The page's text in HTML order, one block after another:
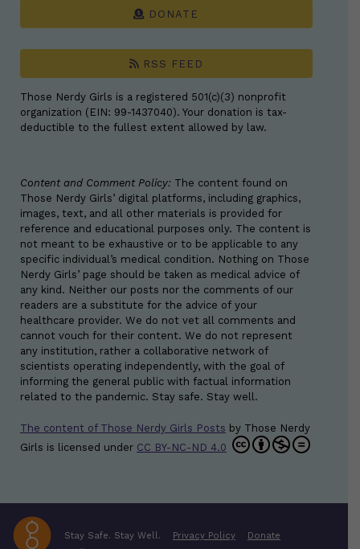
DONATE
RSS FEED
Those Nerdy Girls is a registered 501(c)(3) nonprofit
organization (EIN: 99-1437040). Your donation is tax-
deductible to the fullest extent allowed by law.
Content and Comment Policy: The content found on
Those Nerdy Girls’ digital platforms, including graphics,
images, text, and all other materials is provided for
reference and educational purposes only. The content is
not meant to be exhaustive or to be applicable to any
specific individual’s medical condition. Nothing on Those
Nerdy Girls’ page should be taken as medical advice of
any kind. Neither our posts nor the comments of our
readers are a substitute for the advice of your
healthcare provider. We do not vet all comments and
cannot vouch for their content. We do not represent
any institution, rather a collaborative network of
scientists operating independently, with the goal of
informing the general public with factual information
related to the pandemic. Stay safe. Stay well.
The content of Those Nerdy Girls Posts by Those Nerdy
Girls is licensed under CC BY-NC-ND 4.0
Stay Safe. Stay Well. Privacy Policy
Donate